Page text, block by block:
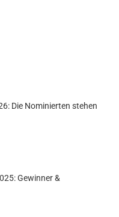
Die Nominierten stehen
Gewinner &